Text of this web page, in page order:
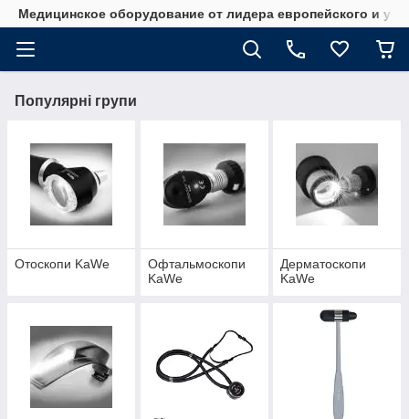
Медицинское оборудование от лидера европейского и
Популярні групи
Отоскопи KaWe
Офтальмоскопи
KaWe
Дерматоскопи
KaWe